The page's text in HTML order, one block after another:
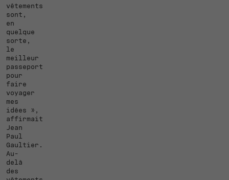
vêtements
sont,
en
quelque
sorte,
le
meilleur
passeport
pour
faire
voyager
mes
idées »,
affirmait
Jean
Paul
Gaultier.
Au-
delà
des